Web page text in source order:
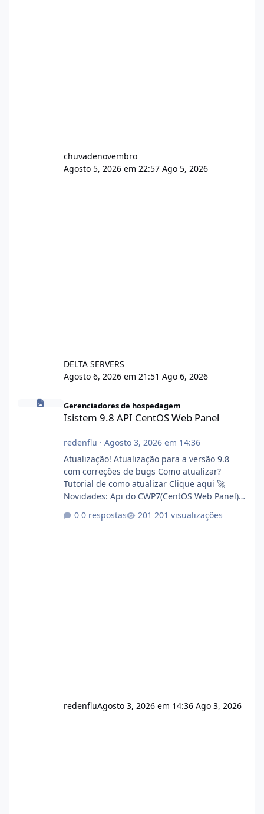
chuvadenovembro
Agosto 5, 2026 em 22:57 Ago 5, 2026
DELTA SERVERS
Agosto 6, 2026 em 21:51 Ago 6, 2026
Isistem 9.8 API CentOS Web Panel
Gerenciadores de hospedagem
Isistem 9.8 API CentOS Web Panel
redenflu · Agosto 3, 2026 em 14:36
Atualização! Atualização para a versão 9.8
com correções de bugs Como atualizar?
Tutorial de como atualizar Clique aqui 🚀
Novidades: Api do CWP7(CentOS Web Panel)
autorizado a usasr o isistem:
0 respostas 201 visualizações
redenfluAgosto 3, 2026 em 14:36 Ago 3, 2026